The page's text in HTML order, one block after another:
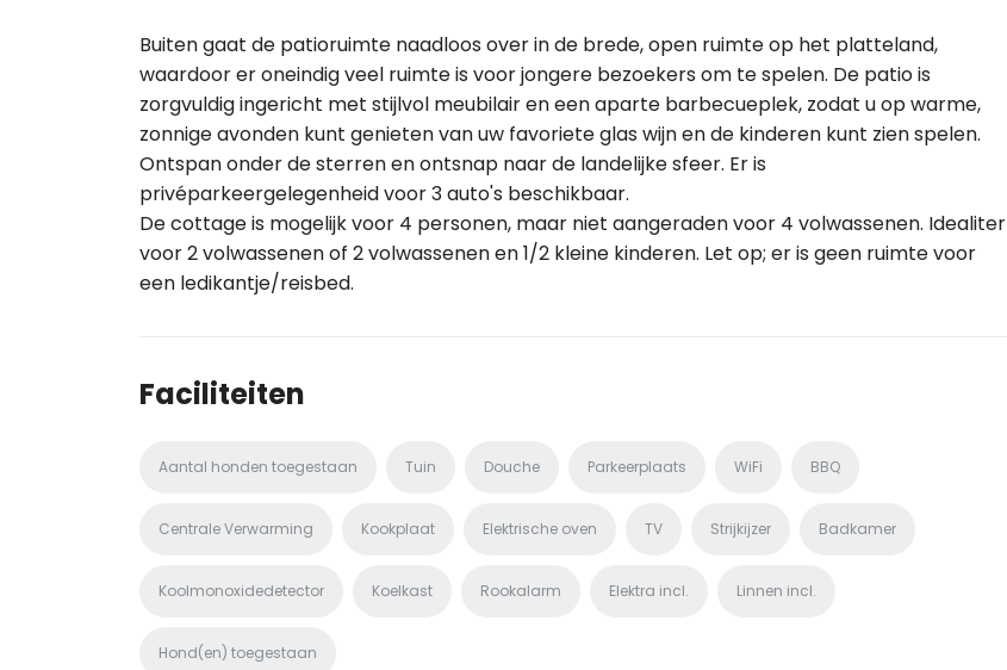
Buiten gaat de patioruimte naadloos over in de brede, open ruimte op het platteland,
waardoor er oneindig veel ruimte is voor jongere bezoekers om te spelen. De patio is
zorgvuldig ingericht met stijlvol meubilair en een aparte barbecueplek, zodat u op warme,
zonnige avonden kunt genieten van uw favoriete glas wijn en de kinderen kunt zien spelen.
Ontspan onder de sterren en ontsnap naar de landelijke sfeer. Er is
privéparkeergelegenheid voor 3 auto's beschikbaar.
De cottage is mogelijk voor 4 personen, maar niet aangeraden voor 4 volwassenen. Idealiter
voor 2 volwassenen of 2 volwassenen en 1/2 kleine kinderen. Let op; er is geen ruimte voor
een ledikantje/reisbed.
Faciliteiten
Aantal honden toegestaan Tuin Douche Parkeerplaats WiFi BBQ
Centrale Verwarming Kookplaat Elektrische oven TV Strijkijzer Badkamer
Koolmonoxidedetector Koelkast Rookalarm Elektra incl. Linnen incl.
Hond(en) toegestaan